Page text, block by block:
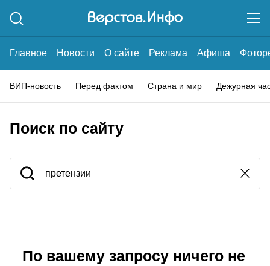
Главное Новости О сайте Реклама Афиша
ВИП-новость Перед фактом Страна и мир Дежурная
Поиск по сайту
По вашему запросу ничего не